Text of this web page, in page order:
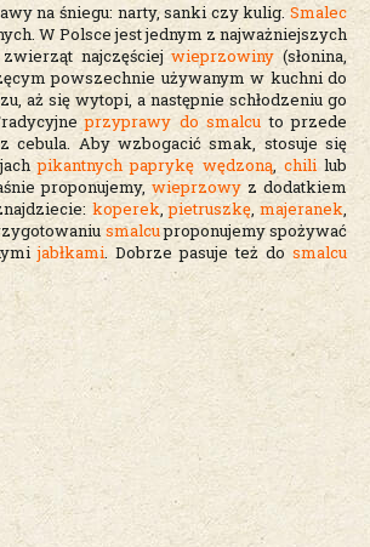
na śniegu: narty, sanki czy kulig. Smalec
W Polsce jest jednym z najważniejszych
najczęściejwieprzowiny (słonina,
powszechnie używanym w kuchni do
aż się wytopi, a następnie schłodzeniu go
przyprawy do smalcu to przede
cebula. Aby wzbogacić smak, stosuje się
pikantnych paprykę wędzoną, chililub
proponujemy,wieprzowy z dodatkiem
koperek,pietruszkę,majeranek,
smalcuproponujemy spożywać
jabłkami. Dobrze pasuje też do smalcu